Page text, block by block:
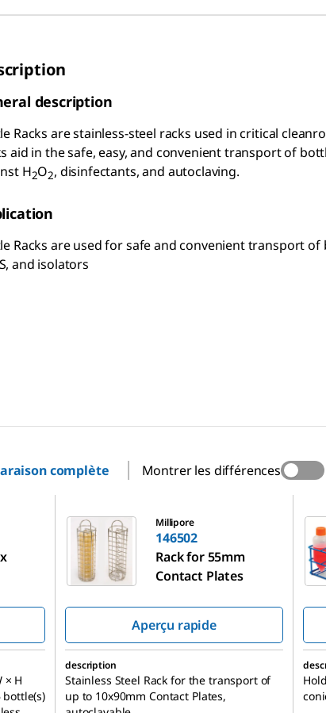
description
Racks are stainless-steel racks used in critical
aid in the safe, easy, and convenient transport of
H2O2, disinfectants, and autoclaving.
Racks are used for safe and convenient transport
and isolators
complète Montrer les différences
Millipore
146502
Rack for 55mm
Contact Plates
Aperçu rapide
× H
bottle(s)
description
Stainless Steel Rack for the transport of
up to 10x90mm Contact Plates,